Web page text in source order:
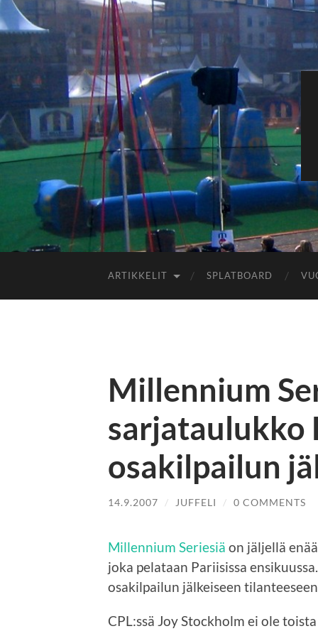
ARTIKKELIT SPLATBOARD
Millennium
sarjataulukko
osakilpailun
14.9.2007 / JUFFELI / 0 COMMENTS
Millennium Seriesiä on jäljellä
joka pelataan Pariisissa
osakilpailun jälkeiseen
CPL:ssä Joy Stockholm ei ole